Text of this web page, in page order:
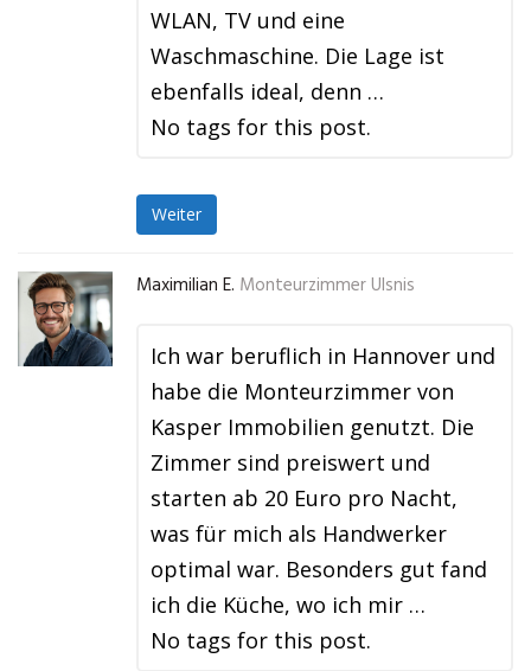
WLAN, TV und eine
Waschmaschine. Die Lage ist
ebenfalls ideal, denn …
No tags for this post.
Weiter
Maximilian E. Monteurzimmer Ulsnis
Ich war beruflich in Hannover und
habe die Monteurzimmer von
Kasper Immobilien genutzt. Die
Zimmer sind preiswert und
starten ab 20 Euro pro Nacht,
was für mich als Handwerker
optimal war. Besonders gut fand
ich die Küche, wo ich mir …
No tags for this post.